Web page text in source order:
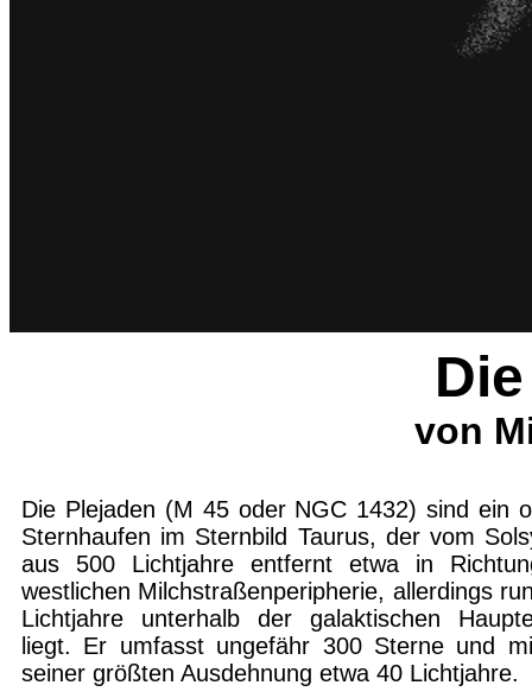
von
Die Plejaden (M 45 oder NGC 1432) sind ein
Sternhaufen im Sternbild Taurus, der vom
aus 500 Lichtjahre entfernt etwa in
westlichen Milchstraßenperipherie, allerdings
Lichtjahre unterhalb der galaktischen
liegt. Er umfasst ungefähr 300 Sterne und
seiner größten Ausdehnung etwa 40 Lichtjahre.